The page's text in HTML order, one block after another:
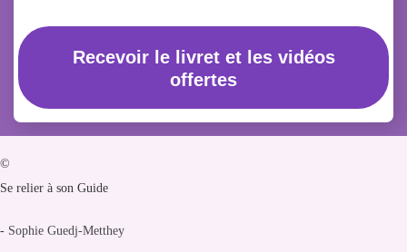
Recevoir le livret et les vidéos
offertes
©
Se relier à son Guide
- Sophie Guedj-Metthey